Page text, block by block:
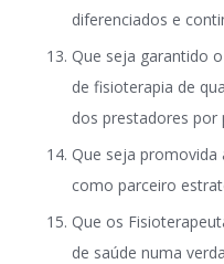
diferenciados e
Que seja garantido
de fisioterapia de
dos prestadores por
Que seja promovida
como parceiro
Que os
de saúde numa